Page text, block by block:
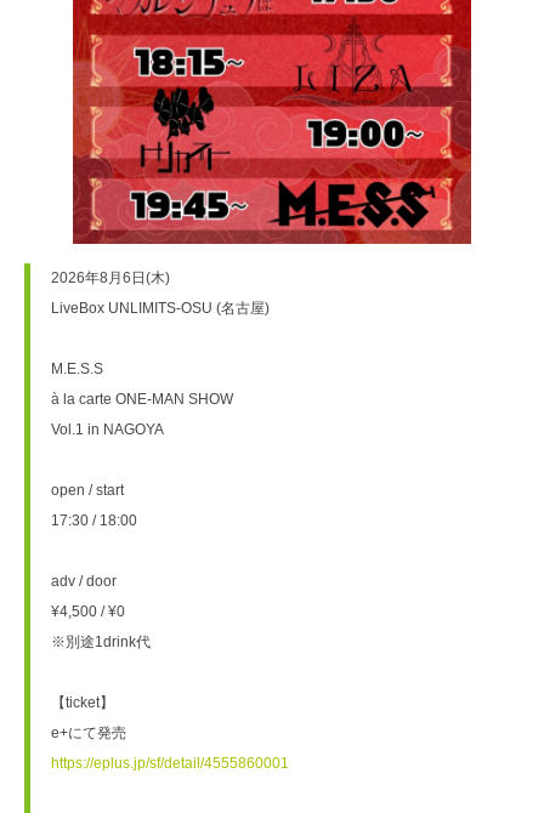
2026年8月6日(木)
LiveBox UNLIMITS-OSU (名古屋)
M.E.S.S
à la carte ONE-MAN SHOW
Vol.1 in NAGOYA
open / start
17:30 / 18:00
adv / door
¥4,500 / ¥0
※別途1drink代
【ticket】
e+にて発売
https://eplus.jp/sf/detail/4555860001